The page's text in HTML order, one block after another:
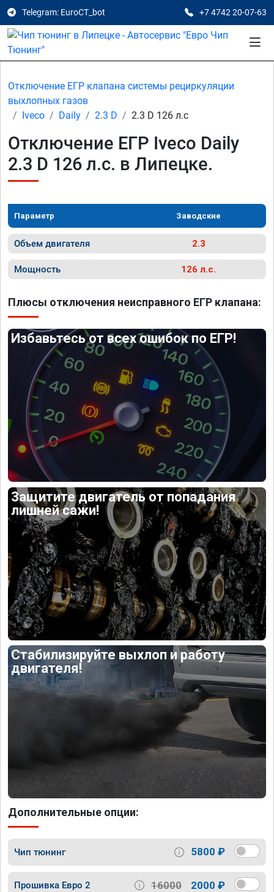
Telegram: EuroCT_bot +7 4742 20-07-63
Отключение ЕГР клапана системы рециркуляции
выхлопных газов
Iveco
Daily 2.3 D 2.3 D 126 л.с
Отключение ЕГР Iveco Daily
2.3 D 126 л.с. в Липецке.
Параметр Заводские
Объем двигателя 2.3
Мощность 126 л.с.
Плюсы отключения неисправного ЕГР клапана:
Избавьтесь от всех ошибок по ЕГР!
Защитите двигатель от попадания
лишней сажи!
Стабилизируйте выхлоп и работу
двигателя!
Дополнительные опции:
Чип тюнинг 5800 ₽
Прошивка Евро 2 16000 2000 ₽